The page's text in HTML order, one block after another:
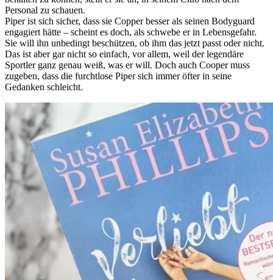
Personal zu schauen.
Piper ist sich sicher, dass sie Copper besser als seinen Bodyguard
engagiert hätte – scheint es doch, als schwebe er in Lebensgefahr.
Sie will ihn unbedingt beschützen, ob ihm das jetzt passt oder nicht.
Das ist aber gar nicht so einfach, vor allem, weil der legendäre
Sportler ganz genau weiß, was er will. Doch auch Cooper muss
zugeben, dass die furchtlose Piper sich immer öfter in seine
Gedanken schleicht.